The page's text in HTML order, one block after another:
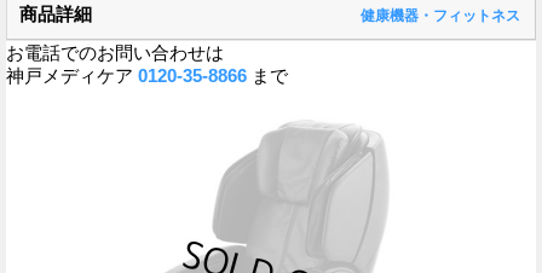
商品詳細 健康機器・フィットネス
お電話でのお問い合わせは
神戸メディケア 0120-35-8866 まで